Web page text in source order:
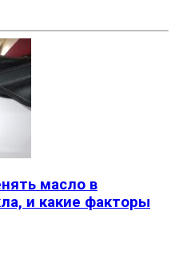
масло в
и какие факторы